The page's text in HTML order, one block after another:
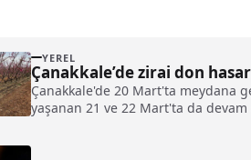
YEREL
Çanakkale’de zirai don
Çanakkale'de 20 Mart'ta meydana
yaşanan 21 ve 22 Mart'ta da